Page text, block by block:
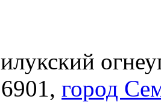
город